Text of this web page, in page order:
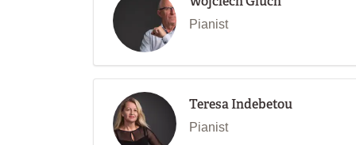
Pianist
Teresa Indebetou
Pianist